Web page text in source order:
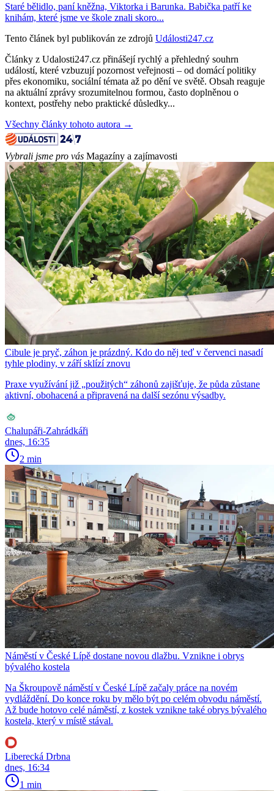
Staré bělidlo, paní kněžna, Viktorka i Barunka. Babička patří ke
knihám, které jsme ve škole znali skoro...
Tento článek byl publikován ze zdrojů Události247.cz
Články z Udalosti247.cz přinášejí rychlý a přehledný souhrn
událostí, které vzbuzují pozornost veřejnosti – od domácí politiky
přes ekonomiku, sociální témata až po dění ve světě. Obsah reaguje
na aktuální zprávy srozumitelnou formou, často doplněnou o
kontext, postřehy nebo praktické důsledky...
Všechny články tohoto autora →
Vybrali jsme pro vás Magazíny a zajímavosti
Cibule je pryč, záhon je prázdný. Kdo do něj teď v červenci nasadí
tyhle plodiny, v září sklízí znovu
Praxe využívání již „použitých“ záhonů zajišťuje, že půda zůstane
aktivní, obohacená a připravená na další sezónu výsadby.
Chalupáři-Zahrádkáři
dnes, 16:35
2 min
Náměstí v České Lípě dostane novou dlažbu. Vznikne i obrys
bývalého kostela
Na Škroupově náměstí v České Lípě začaly práce na novém
vydláždění. Do konce roku by mělo být po celém obvodu náměstí.
Až bude hotovo celé náměstí, z kostek vznikne také obrys bývalého
kostela, který v místě stával.
Liberecká Drbna
dnes, 16:34
1 min